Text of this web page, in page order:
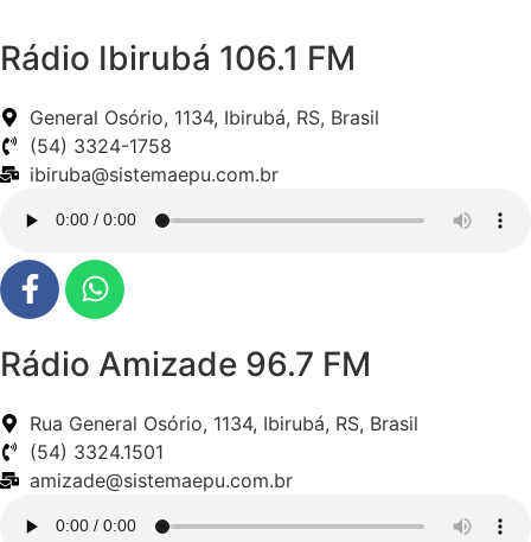
Rádio Ibirubá 106.1 FM
General Osório, 1134, Ibirubá, RS, Brasil
(54) 3324-1758
ibiruba@sistemaepu.com.br
Rádio Amizade 96.7 FM
Rua General Osório, 1134, Ibirubá, RS, Brasil
(54) 3324.1501
amizade@sistemaepu.com.br